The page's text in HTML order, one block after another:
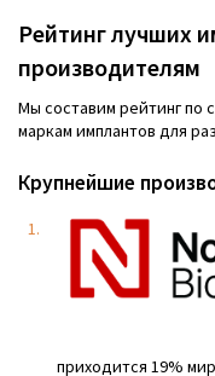
Рейтинг лучших
производителям
Мы составим рейтинг по
маркам имплантов для
Крупнейшие
приходится 19%